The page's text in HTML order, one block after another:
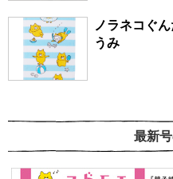
ノラネコぐ
うみ
最新